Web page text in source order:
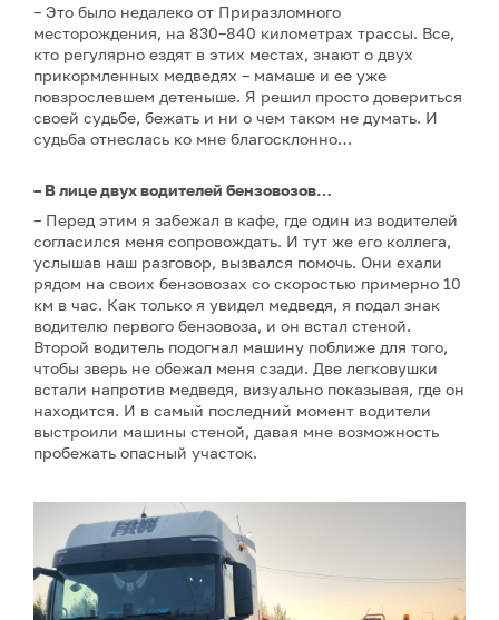
– Это было недалеко от Приразломного
месторождения, на 830–840 километрах трассы. Все,
кто регулярно ездят в этих местах, знают о двух
прикормленных медведях – мамаше и ее уже
повзрослевшем детеныше. Я решил просто довериться
своей судьбе, бежать и ни о чем таком не думать. И
судьба отнеслась ко мне благосклонно…
– В лице двух водителей бензовозов…
– Перед этим я забежал в кафе, где один из водителей
согласился меня сопровождать. И тут же его коллега,
услышав наш разговор, вызвался помочь. Они ехали
рядом на своих бензовозах со скоростью примерно 10
км в час. Как только я увидел медведя, я подал знак
водителю первого бензовоза, и он встал стеной.
Второй водитель подогнал машину поближе для того,
чтобы зверь не обежал меня сзади. Две легковушки
встали напротив медведя, визуально показывая, где он
находится. И в самый последний момент водители
выстроили машины стеной, давая мне возможность
пробежать опасный участок.